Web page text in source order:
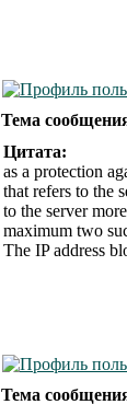
Тема
Цитата:
as a protection
that refers to the
to the server
maximum two
The IP address
Тема